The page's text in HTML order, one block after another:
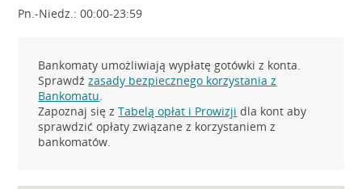
Pn.-Niedz.: 00:00-23:59
Bankomaty umożliwiają wypłatę gotówki z konta.
Sprawdźzasady bezpiecznego korzystania z
Bankomatu.
Zapoznaj się zTabelą opłat i Prowizji dla kont aby
sprawdzić opłaty związane z korzystaniem z
bankomatów.